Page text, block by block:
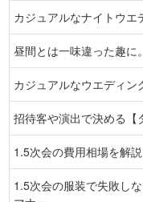
カジュアルなナイトウエ
昼間とは一味違った趣に
カジュアルなウエディン
招待客や演出で決める【
1.5次会の費用相場を解
1.5次会の服装で失敗し